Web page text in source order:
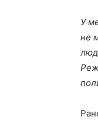
У
не